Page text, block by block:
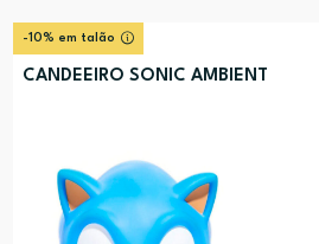
-10% em talão
CANDEEIRO SONIC AMBIENT